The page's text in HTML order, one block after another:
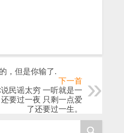
，但是你输了.
下一首
民谣太穷 一听就是一
要过一夜 只剩一点爱
了还要过一生。